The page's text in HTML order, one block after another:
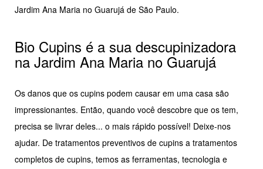
Jardim Ana Maria no Guarujá de São Paulo.
Bio Cupins é a sua descupinizadora
na Jardim Ana Maria no Guarujá
Os danos que os cupins podem causar em uma casa são
impressionantes. Então, quando você descobre que os tem,
precisa se livrar deles... o mais rápido possível! Deixe-nos
ajudar. De tratamentos preventivos de cupins a tratamentos
completos de cupins, temos as ferramentas, tecnologia e